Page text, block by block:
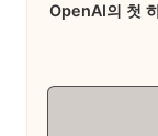
OpenAI의 첫